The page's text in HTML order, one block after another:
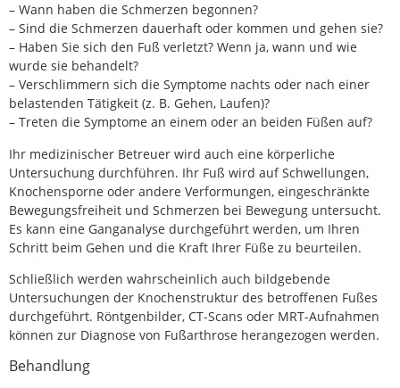
– Wann haben die Schmerzen begonnen?
– Sind die Schmerzen dauerhaft oder kommen und gehen sie?
– Haben Sie sich den Fuß verletzt? Wenn ja, wann und wie
wurde sie behandelt?
– Verschlimmern sich die Symptome nachts oder nach einer
belastenden Tätigkeit (z. B. Gehen, Laufen)?
– Treten die Symptome an einem oder an beiden Füßen auf?
Ihr medizinischer Betreuer wird auch eine körperliche
Untersuchung durchführen. Ihr Fuß wird auf Schwellungen,
Knochensporne oder andere Verformungen, eingeschränkte
Bewegungsfreiheit und Schmerzen bei Bewegung untersucht.
Es kann eine Ganganalyse durchgeführt werden, um Ihren
Schritt beim Gehen und die Kraft Ihrer Füße zu beurteilen.
Schließlich werden wahrscheinlich auch bildgebende
Untersuchungen der Knochenstruktur des betroffenen Fußes
durchgeführt. Röntgenbilder, CT-Scans oder MRT-Aufnahmen
können zur Diagnose von Fußarthrose herangezogen werden.
Behandlung